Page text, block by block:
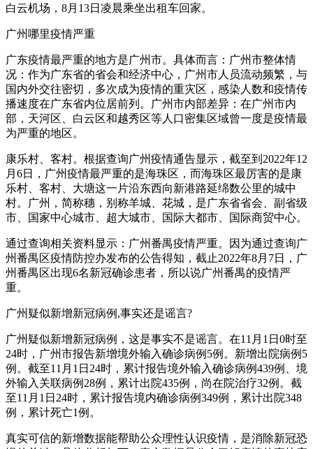
白云机场，8月13日凌晨乘坐出租车回家。
广州哪里疫情严重
广东疫情最严重的地方是广州市。具体而言：广州市整体情
况：作为广东省的省会和经济中心，广州市人员流动频繁，与
国内外交往密切，多次成为疫情的重灾区，感染人数和疫情传
播速度在广东省内位居前列。广州市内部差异：在广州市内
部，天河区、白云区和越秀区等人口密集区域曾一度是疫情最
为严重的地区。
康乐村、客村。根据查询广州疫情通告显示，截至到2022年12
月6日，广州疫情最严重的是海珠区，而海珠区最厉害的是康
乐村、客村、大塘这一片沿东西向新港路延绵数公里的城中
村。广州，简称穗，别称羊城、花城，是广东省省会、副省级
市、国家中心城市、超大城市、国际大都市、国际商贸中心。
通过查询相关资料显示：广州番禺疫情严重。因为通过查询广
州番禺区疫情防控办发布的公告得知，截止2022年8月7日，广
州番禺区出现6名新冠确诊患者，所以说广州番禺的疫情严
重。
广州疑似新增新冠病例,事实还是谣言?
广州疑似新增新冠病例，这是事实不是谣言。在11月1日0时至
24时，广州市报告新增境外输入确诊病例5例。新增出院病例5
例。截至11月1日24时，累计报告境外输入确诊病例439例、境
外输入关联病例28例，累计出院435例，尚在院治疗32例。截
至11月1日24时，累计报告境内确诊病例349例，累计出院348
例，累计死亡1例。
真实可信的新增数据能帮助公众理性认识疫情，是消除新冠恐